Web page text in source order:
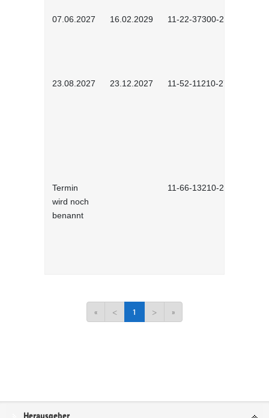
07.06.2027 16.02.2029 11-22-37300-2702
23.08.2027 23.12.2027 11-52-11210-2702
Termin
wird noch
benannt
11-66-13210-2701
« < 1 > »
Service